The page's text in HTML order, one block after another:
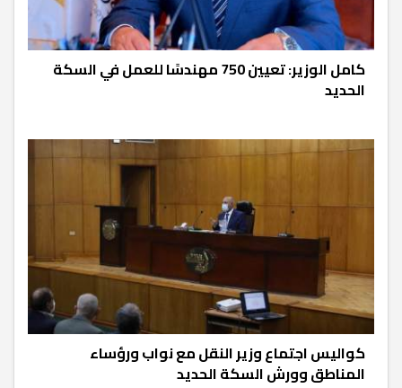
كامل الوزير: تعيين 750 مهندسًا للعمل في السكة
الحديد
كواليس اجتماع وزير النقل مع نواب ورؤساء
المناطق وورش السكة الحديد